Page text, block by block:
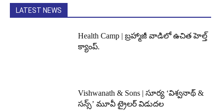
LATEST NEWS
Health Camp | బ్రహ్మాజీ వాడిలో ఉచిత హెల్త్
క్యాంప్.
Vishwanath & Sons | సూర్య ‘విశ్వనాథ్ &
సన్స్’ మూవీ ట్రైలర్ విడుదల